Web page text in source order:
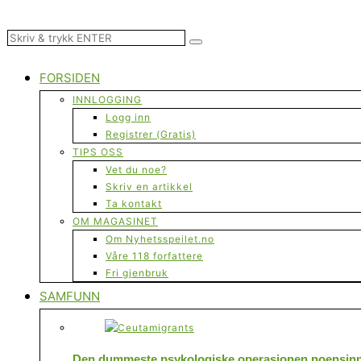
FORSIDEN
INNLOGGING
Logg inn
Registrer (Gratis)
TIPS OSS
Vet du noe?
Skriv en artikkel
Ta kontakt
OM MAGASINET
Om Nyhetsspeilet.no
Våre 118 forfattere
Fri gjenbruk
SAMFUNN